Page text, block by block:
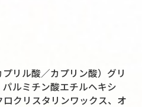
リル酸／カプリン酸）グリ
ルミチン酸エチルヘキシ
クリスタリンワックス、オ